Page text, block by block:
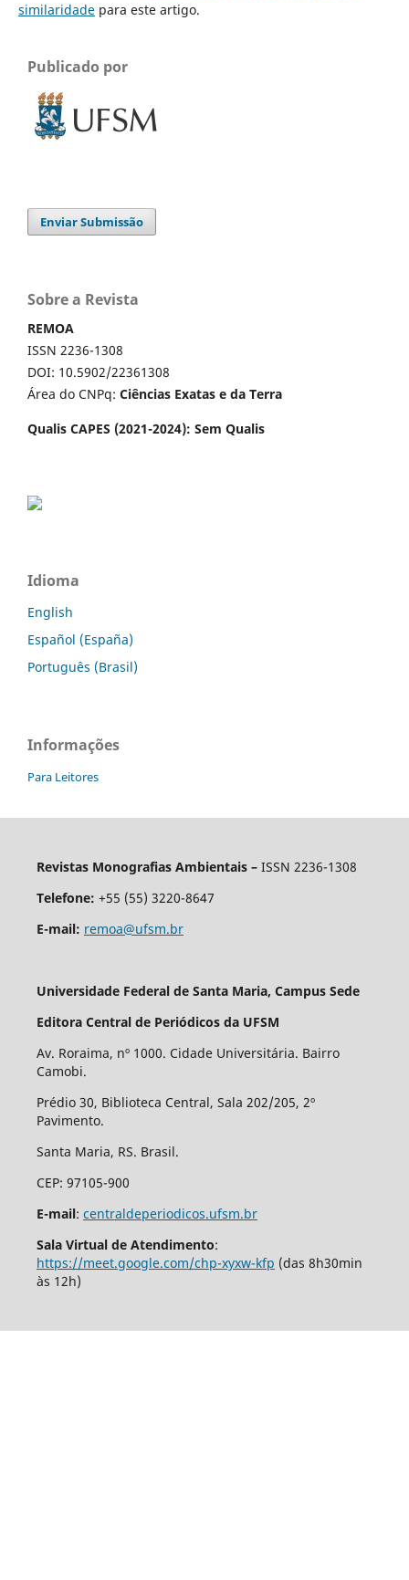
similaridadepara este artigo.
Publicado por
Enviar Submissão
Sobre a Revista
REMOA
ISSN 2236-1308
DOI: 10.5902/22361308
Área do CNPq: Ciências Exatas e da Terra
Qualis CAPES (2021-2024): Sem Qualis
Idioma
English
Español (España)
Português (Brasil)
Informações
Para Leitores
Revistas Monografias Ambientais – ISSN 2236-1308
Telefone: +55 (55) 3220-8647
E-mail: remoa@ufsm.br
Universidade Federal de Santa Maria, Campus Sede
Editora Central de Periódicos da UFSM
Av. Roraima, nº 1000. Cidade Universitária. Bairro
Camobi.
Prédio 30, Biblioteca Central, Sala 202/205, 2º
Pavimento.
Santa Maria, RS. Brasil.
CEP: 97105-900
E-mail: centraldeperiodicos.ufsm.br
Sala Virtual de Atendimento:
https://meet.google.com/chp-xyxw-kfp (das 8h30min
às 12h)